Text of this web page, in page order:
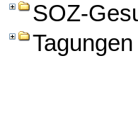
SOZ-
Tagungen